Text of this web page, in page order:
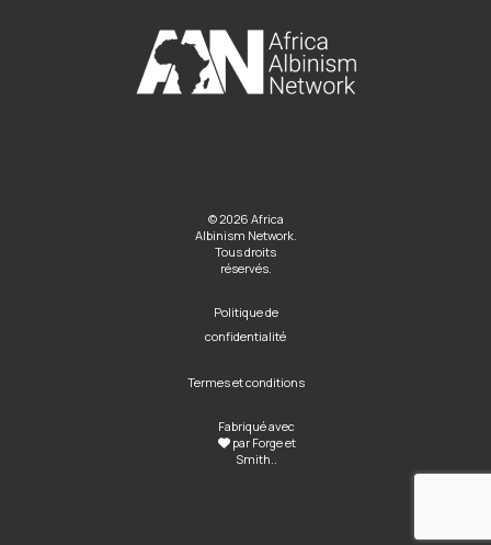
© 2026 Africa
Albinism Network.
Tous droits
réservés.
Politique de
confidentialité
Termes et conditions
Fabriqué avec
par Forge et
Smith